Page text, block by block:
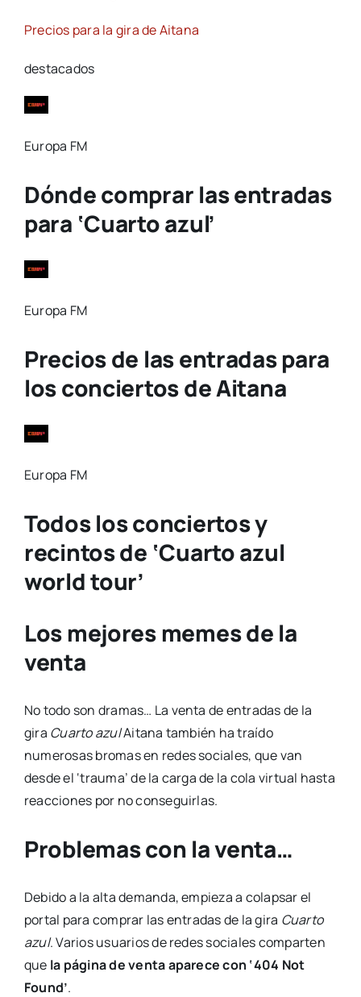
Precios para la gira de Aitana
destacados
Europa FM
Dónde comprar las entradas
para ‘Cuarto azul’
Europa FM
Precios de las entradas para
los conciertos de Aitana
Europa FM
Todos los conciertos y
recintos de ‘Cuarto azul
world tour’
Los mejores memes de la
venta
No todo son dramas… La venta de entradas de la
gira Cuarto azulAitana también ha traído
numerosas bromas en redes sociales, que van
desde el ‘trauma’ de la carga de la cola virtual hasta
reacciones por no conseguirlas.
Problemas con la venta…
Debido a la alta demanda, empieza a colapsar el
portal para comprar las entradas de la gira Cuarto
azul. Varios usuarios de redes sociales comparten
que la página de venta aparece con ‘404 Not
Found’.